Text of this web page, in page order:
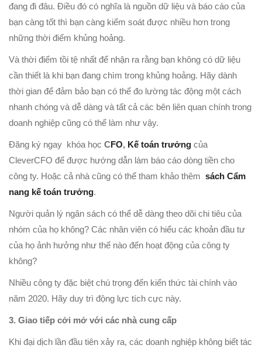
đang đi đâu. Điều đó có nghĩa là nguồn dữ liệu và báo cáo của
bạn càng tốt thì bạn càng kiểm soát được nhiều hơn trong
những thời điểm khủng hoảng.
Và thời điểm tồi tệ nhất để nhận ra rằng bạn không có dữ liệu
cần thiết là khi bạn đang chìm trong khủng hoảng. Hãy dành
thời gian để đảm bảo bạn có thể đo lường tác động một cách
nhanh chóng và dễ dàng và tất cả các bên liên quan chính trong
doanh nghiệp cũng có thể làm như vậy.
Đăng ký ngay khóa học CFO, Kế toán trưởng của
CleverCFO để được hướng dẫn làm báo cáo dòng tiền cho
công ty. Hoặc cả nhà cũng có thể tham khảo thêm sách Cẩm
nang kế toán trưởng.
Người quản lý ngân sách có thể dễ dàng theo dõi chi tiêu của
nhóm của họ không? Các nhân viên có hiểu các khoản đầu tư
của họ ảnh hưởng như thế nào đến hoạt động của công ty
không?
Nhiều công ty đặc biệt chú trọng đến kiến thức tài chính vào
năm 2020. Hãy duy trì động lực tích cực này.
3. Giao tiếp cởi mở với các nhà cung cấp
Khi đại dịch lần đầu tiên xảy ra, các doanh nghiệp không biết tác